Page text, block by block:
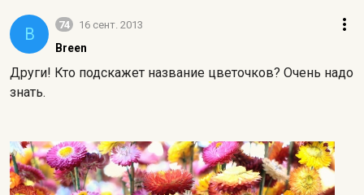
B 74 16 сент. 2013
Breen
Други! Кто подскажет название цветочков? Очень надо
знать.